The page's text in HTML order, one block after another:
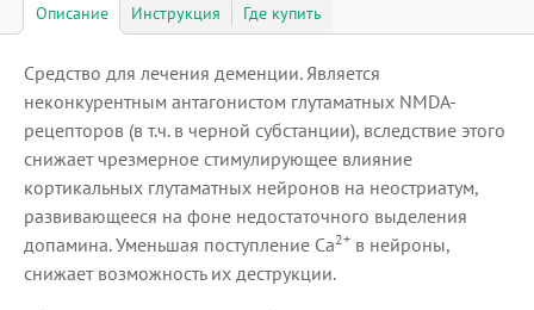
Описание Инструкция Где купить
Средство для лечения деменции. Является
неконкурентным антагонистом глутаматных NMDA-
рецепторов (в т.ч. в черной субстанции), вследствие этого
снижает чрезмерное стимулирующее влияние
кортикальных глутаматных нейронов на неостриатум,
развивающееся на фоне недостаточного выделения
допамина. Уменьшая поступление Са2+ в нейроны,
снижает возможность их деструкции.